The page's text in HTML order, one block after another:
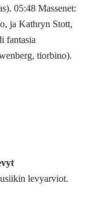
05:48 Massenet:
ja Kathryn Stott,
fantasia
tiorbino).
levyarviot.